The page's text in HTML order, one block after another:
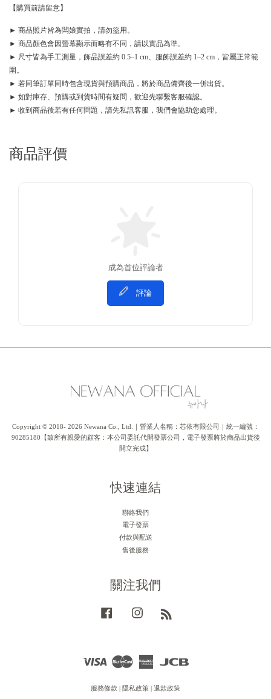
【購買前請留意】
► 商品照片皆為闆娘實拍，請勿盜用。
► 商品顏色會因螢幕顯示而略有不同，請以實品為準。
► 尺寸皆為手工測量，飾品誤差約 0.5–1 cm、服飾誤差約 1–2 cm，皆屬正常範
圍。
► 若同筆訂單同時包含現貨與預購商品，將於商品備齊後一併出貨。
► 如對庫存、預購或到貨時間有疑問，歡迎先聯繫客服確認。
► 收到商品後若有任何問題，請先私訊客服，我們會協助您處理。
商品評價
成為首位評論者
評論
Copyright © 2018- 2026 Newana Co., Ltd.｜營業人名稱：芯依有限公司｜統一編號：
90285180【致所有親愛的顧客：本公司委託代開發票公司，電子發票將於商品出貨後
開立完成】
快速連結
聯絡我們
電子發票
付款與配送
售後服務
關注我們
Facebook Instagram
Visa
American
服務條款 | 隱私政策 | 退款政策